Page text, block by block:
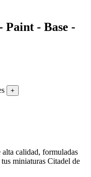
- Base -
+
calidad, formuladas
miniaturas Citadel de